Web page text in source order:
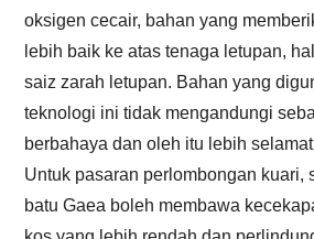
oksigen cecair, bahan yang
lebih baik ke atas tenaga letupan,
saiz zarah letupan. Bahan yang
teknologi ini tidak mengandungi
berbahaya dan oleh itu lebih
Untuk pasaran perlombongan kuari,
batu Gaea boleh membawa